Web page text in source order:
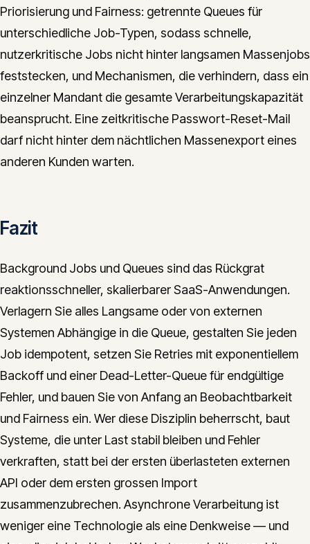
Priorisierung und Fairness: getrennte Queues für
unterschiedliche Job-Typen, sodass schnelle,
nutzerkritische Jobs nicht hinter langsamen Massenjobs
feststecken, und Mechanismen, die verhindern, dass ein
einzelner Mandant die gesamte Verarbeitungskapazität
beansprucht. Eine zeitkritische Passwort-Reset-Mail
darf nicht hinter dem nächtlichen Massenexport eines
anderen Kunden warten.
Fazit
Background Jobs und Queues sind das Rückgrat
reaktionsschneller, skalierbarer SaaS-Anwendungen.
Verlagern Sie alles Langsame oder von externen
Systemen Abhängige in die Queue, gestalten Sie jeden
Job idempotent, setzen Sie Retries mit exponentiellem
Backoff und einer Dead-Letter-Queue für endgültige
Fehler, und bauen Sie von Anfang an Beobachtbarkeit
und Fairness ein. Wer diese Disziplin beherrscht, baut
Systeme, die unter Last stabil bleiben und Fehler
verkraften, statt bei der ersten überlasteten externen
API oder dem ersten grossen Import
zusammenzubrechen. Asynchrone Verarbeitung ist
weniger eine Technologie als eine Denkweise — und